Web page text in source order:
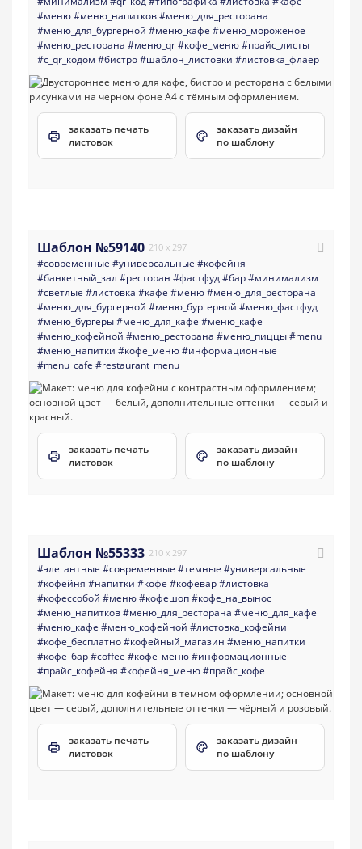
#меню#меню_напитков#меню_для_ресторана
#меню_для_бургерной #меню_кафе #меню_мороженое
#меню_ресторана #меню_qr#кофе_меню#прайс_листы
#с_qr_кодом #бистро#шаблон_листовки #листовка_флаер
заказать печать
листовок
заказать дизайн
по шаблону
Шаблон №59140 210 x 297
#современные #универсальные #кофейня
#банкетный_зал #ресторан #фастфуд#бар#минимализм
#светлые #листовка #кафе #меню#меню_для_ресторана
#меню_для_бургерной #меню_бургерной #меню_фастфуд
#меню_бургеры#меню_для_кафе #меню_кафе
#меню_кофейной #меню_ресторана #меню_пиццы#menu
#меню_напитки #кофе_меню#информационные
#menu_cafe #restaurant_menu
заказать печать
листовок
заказать дизайн
по шаблону
Шаблон №55333 210 x 297
#элегантные #современные #темные #универсальные
#кофейня #напитки #кофе #кофевар#листовка
#кофессобой #меню#кофешоп#кофе_на_вынос
#меню_напитков#меню_для_ресторана #меню_для_кафе
#меню_кафе #меню_кофейной #листовка_кофейни
#кофе_бесплатно#кофейный_магазин #меню_напитки
#кофе_бар#coffee #кофе_меню#информационные
#прайс_кофейня #кофейня_меню#прайс_кофе
заказать печать
листовок
заказать дизайн
по шаблону